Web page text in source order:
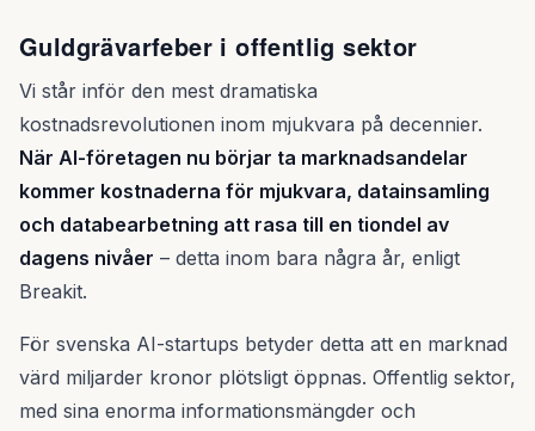
Guldgrävarfeber i offentlig sektor
Vi står inför den mest dramatiska
kostnadsrevolutionen inom mjukvara på decennier.
När AI-företagen nu börjar ta marknadsandelar
kommer kostnaderna för mjukvara, datainsamling
och databearbetning att rasa till en tiondel av
dagens nivåer – detta inom bara några år, enligt
Breakit.
För svenska AI-startups betyder detta att en marknad
värd miljarder kronor plötsligt öppnas. Offentlig sektor,
med sina enorma informationsmängder och